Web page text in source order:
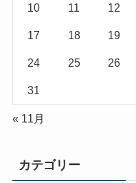
10 11 12
17 18 19
24 25 26
31
« 11月
カテゴリー